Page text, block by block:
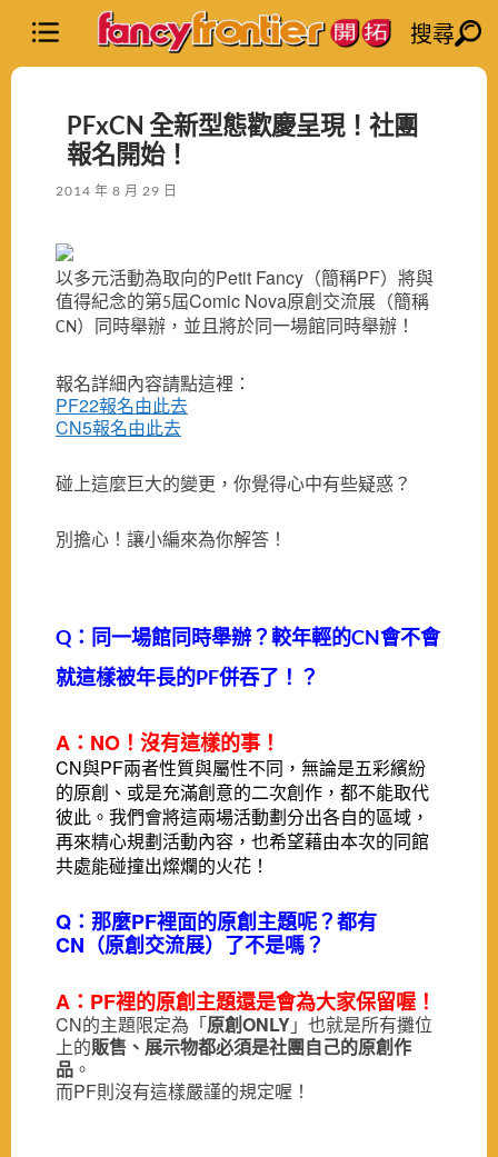
搜尋
PFxCN 全新型態歡慶呈現！社團
報名開始！
2014 年 8 月 29 日
以多元活動為取向的Petit Fancy（簡稱PF）將與
值得紀念的第5屆Comic Nova原創交流展 （簡稱
CN） 同時舉辦，並且將於同一場館同時舉辦！
報名詳細內容請點這裡：
PF22報名由此去
CN5報名由此去
碰上這麼巨大的變更，你覺得心中有些疑惑？
別擔心！讓小編來為你解答！
Q：同一場館同時舉辦？較年輕的CN會不會
就這樣被年長的PF併吞了！？
A：NO！沒有這樣的事！
CN與PF兩者性質與屬性不同，無論是五彩繽紛
的原創、或是充滿創意的二次創作，都不能取代
彼此。我們會將這兩場活動劃分出各自的區域，
再來精心規劃活動內容，也希望藉由本次的同館
共處能碰撞出燦爛的火花！
Q：那麼PF裡面的原創主題呢？都有
CN（原創交流展）了不是嗎？
A：PF裡的原創主題還是會為大家保留喔！
CN的主題限定為「原創ONLY」也就是所有攤位
上的販售、展示物都必須是社團自己的原創作
品 。
而PF則沒有這樣嚴謹的規定喔！